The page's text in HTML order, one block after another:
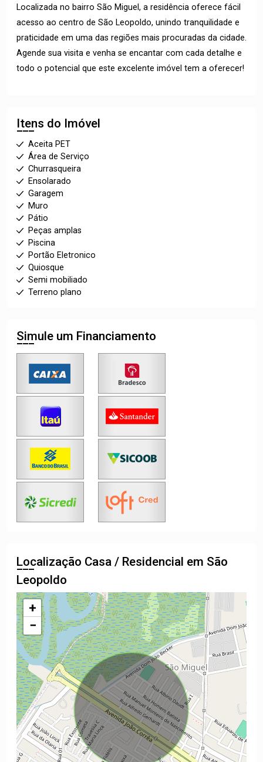
Localizada no bairro São Miguel, a residência oferece fácil
acesso ao centro de São Leopoldo, unindo tranquilidade e
praticidade em uma das regiões mais procuradas da cidade.
Agende sua visita e venha se encantar com cada detalhe e
todo o potencial que este excelente imóvel tem a oferecer!
Itens do Imóvel
Aceita PET
Área de Serviço
Churrasqueira
Ensolarado
Garagem
Muro
Pátio
Peças amplas
Piscina
Portão Eletronico
Quiosque
Semi mobiliado
Terreno plano
Simule um Financiamento
Localização Casa / Residencial em São
Leopoldo
+
−